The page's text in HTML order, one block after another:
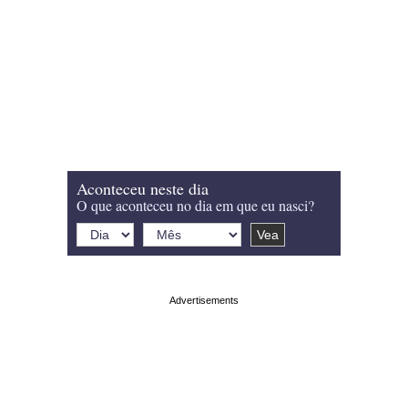
Aconteceu neste dia
O que aconteceu no dia em que eu nasci?